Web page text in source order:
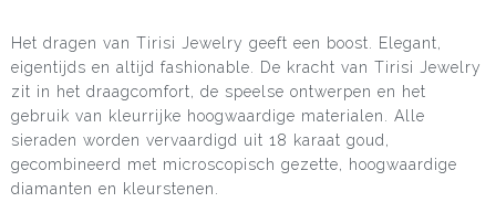
Materiaal: 18 karaat roségoud
Het dragen van Tirisi Jewelry geeft een boost. Elegant,
eigentijds en altijd fashionable. De kracht van Tirisi Jewelry
zit in het draagcomfort, de speelse ontwerpen en het
gebruik van kleurrijke hoogwaardige materialen. Alle
sieraden worden vervaardigd uit 18 karaat goud,
gecombineerd met microscopisch gezette, hoogwaardige
diamanten en kleurstenen.